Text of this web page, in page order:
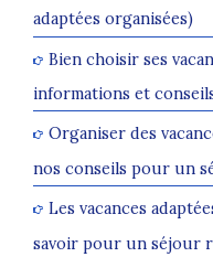
adaptées organisées)
Bien choisir ses
informations et
Organiser des
nos conseils pour un
Les vacances
savoir pour un séjour